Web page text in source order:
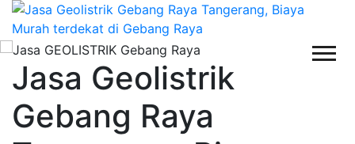
Jasa Geolistrik
Gebang Raya